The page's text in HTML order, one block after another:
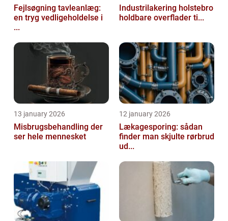
Fejlsøgning tavleanlæg:
en tryg vedligeholdelse i
...
Industrilakering holstebro
holdbare overflader ti...
13 january 2026
Misbrugsbehandling der
ser hele mennesket
12 january 2026
Lækagesporing: sådan
finder man skjulte rørbrud
ud...